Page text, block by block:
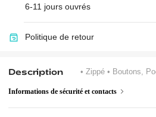
6-11 jours ouvrés
Politique de retour
Description • Zippé • Boutons,
Informations de sécurité et contacts